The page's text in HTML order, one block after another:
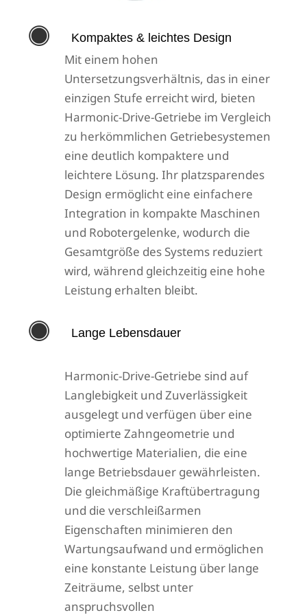
 Kompaktes & leichtes Design
Mit einem hohen
Untersetzungsverhältnis, das in einer
einzigen Stufe erreicht wird, bieten
Harmonic-Drive-Getriebe im Vergleich
zu herkömmlichen Getriebesystemen
eine deutlich kompaktere und
leichtere Lösung. Ihr platzsparendes
Design ermöglicht eine einfachere
Integration in kompakte Maschinen
und Robotergelenke, wodurch die
Gesamtgröße des Systems reduziert
wird, während gleichzeitig eine hohe
Leistung erhalten bleibt.
 Lange Lebensdauer
Harmonic-Drive-Getriebe sind auf
Langlebigkeit und Zuverlässigkeit
ausgelegt und verfügen über eine
optimierte Zahngeometrie und
hochwertige Materialien, die eine
lange Betriebsdauer gewährleisten.
Die gleichmäßige Kraftübertragung
und die verschleißarmen
Eigenschaften minimieren den
Wartungsaufwand und ermöglichen
eine konstante Leistung über lange
Zeiträume, selbst unter
anspruchsvollen